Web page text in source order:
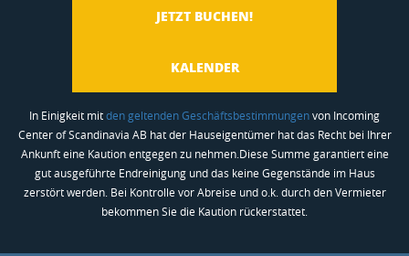
JETZT BUCHEN!
KALENDER
In Einigkeit mitden geltenden Geschäftsbestimmungenvon Incoming
Center of Scandinavia AB hat der Hauseigentümer hat das Recht bei Ihrer
Ankunft eine Kaution entgegen zu nehmen.Diese Summe garantiert eine
gut ausgeführte Endreinigung und das keine Gegenstände im Haus
zerstört werden. Bei Kontrolle vor Abreise und o.k. durch den Vermieter
bekommen Sie die Kaution rückerstattet.